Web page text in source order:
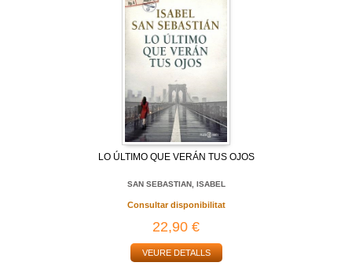
LO ÚLTIMO QUE VERÁN TUS OJOS
SAN SEBASTIAN, ISABEL
Consultar disponibilitat
22,90 €
VEURE DETALLS